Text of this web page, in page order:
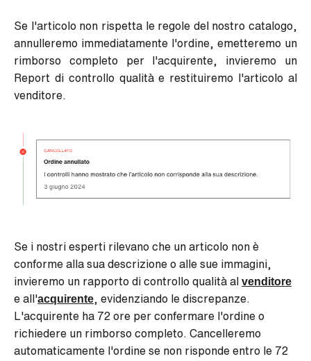
Se l'articolo non rispetta le regole del nostro catalogo,
annulleremo immediatamente l'ordine, emetteremo un
rimborso completo per l'acquirente, invieremo un
Report di controllo qualità e restituiremo l'articolo al
venditore.
Se i nostri esperti rilevano che un articolo non è
conforme alla sua descrizione o alle sue immagini,
invieremo un rapporto di controllo qualità al venditore
e all'acquirente , evidenziando le discrepanze.
L'acquirente ha 72 ore per confermare l'ordine o
richiedere un rimborso completo. Cancelleremo
automaticamente l'ordine se non risponde entro le 72